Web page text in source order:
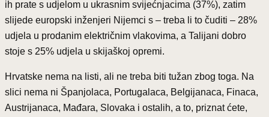
ih prate s udjelom u ukrasnim svijećnjacima (37%), zatim
slijede europski inženjeri Nijemci s – treba li to čuditi – 28%
udjela u prodanim električnim vlakovima, a Talijani dobro
stoje s 25% udjela u skijaškoj opremi.
Hrvatske nema na listi, ali ne treba biti tužan zbog toga. Na
slici nema ni Španjolaca, Portugalaca, Belgijanaca, Finaca,
Austrijanaca, Mađara, Slovaka i ostalih, a to, priznat ćete,